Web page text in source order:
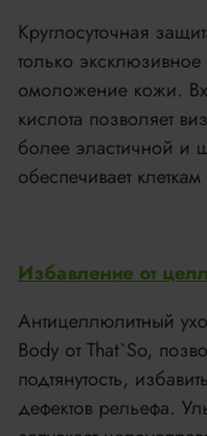
Круглосуточная
только
омоложение кожи.
кислота позволяет
более эластичной и
обеспечивает
Избавление от
Антицеллюлитный
Body от That`So,
подтянутость,
дефектов рельефа.